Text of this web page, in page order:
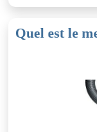
Quel est le